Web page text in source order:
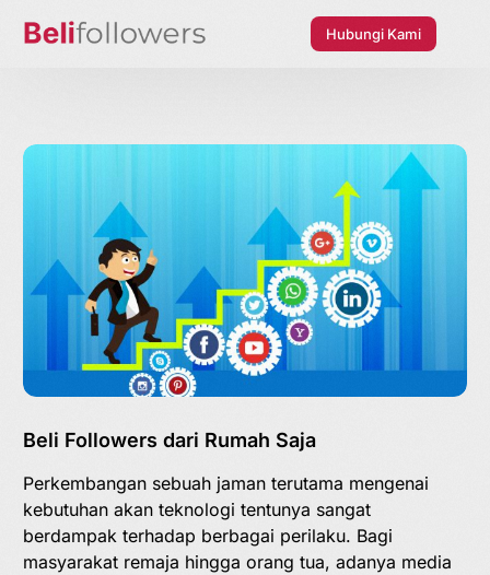
Hubungi Kami
Beli Followers dari Rumah Saja
Perkembangan sebuah jaman terutama mengenai
kebutuhan akan teknologi tentunya sangat
berdampak terhadap berbagai perilaku. Bagi
masyarakat remaja hingga orang tua, adanya media